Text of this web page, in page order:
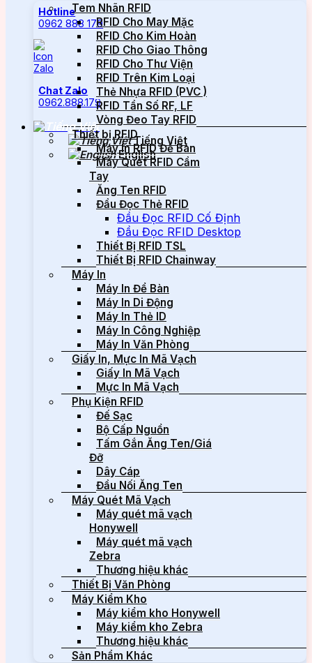
Hotline
0962 888 179
Chat Zalo
0962.888.179
Tiếng Việt
English
Tem Nhãn RFID
RFID Cho May Mặc
RFID Cho Kim Hoàn
RFID Cho Giao Thông
RFID Cho Thư Viện
RFID Trên Kim Loại
Thẻ Nhựa RFID (PVC )
RFID Tần Số RF, LF
Vòng Đeo Tay RFID
Thiết bị RFID
Máy In RFID Để Bàn
Máy Quét RFID Cầm
Tay
Ăng Ten RFID
Đầu Đọc Thẻ RFID
Đầu Đọc RFID Cố Định
Đầu Đọc RFID Desktop
Thiết Bị RFID TSL
Thiết Bị RFID Chainway
Máy In
Máy In Để Bàn
Máy In Di Động
Máy In Thẻ ID
Máy In Công Nghiệp
Máy In Văn Phòng
Giấy In, Mực In Mã Vạch
Giấy In Mã Vạch
Mực In Mã Vạch
Phụ Kiện RFID
Đế Sạc
Bộ Cấp Nguồn
Tấm Gắn Ăng Ten/Giá
Đỡ
Dây Cáp
Đầu Nối Ăng Ten
Máy Quét Mã Vạch
Máy quét mã vạch
Honywell
Máy quét mã vạch
Zebra
Thương hiệu khác
Thiết Bị Văn Phòng
Máy Kiểm Kho
Máy kiểm kho Honywell
Máy kiểm kho Zebra
Thương hiệu khác
Sản Phẩm Khác